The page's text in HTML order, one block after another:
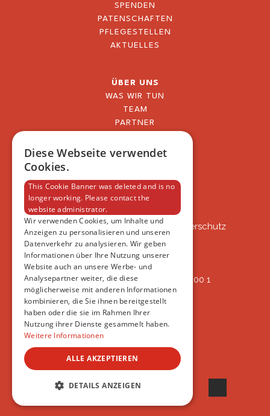
SPENDEN
PATENSCHAFTEN
PFLEGESTELLEN
AKTUELLES
ÜBER UNS
WAS WIR TUN
TEAM
PARTNER
FAQ
VSAT
VSAT - Verein Schweizer Auslandtierschutz
Oberlangnauerstrasse 13b
9562 Märwil
IBAN: CH82 00 78 4297 8786 7200 1
ERREICHBAR
AB 17:45
+41 44 594 66 25
© 2022 VSAT
Diese Webseite verwendet
Cookies.
This Cookie Banner was deleted and is no
longer working. Please contact the
website administrator.
Wir verwenden Cookies, um Inhalte und
Anzeigen zu personalisieren und unseren
Datenverkehr zu analysieren. Wir geben
Informationen über Ihre Nutzung unserer
Website auch an unsere Werbe- und
Analysepartner weiter, die diese
möglicherweise mit anderen Informationen
kombinieren, die Sie ihnen bereitgestellt
haben oder die sie im Rahmen Ihrer
Nutzung ihrer Dienste gesammelt haben.
Weitere Informationen
ALLE AKZEPTIEREN
DETAILS ANZEIGEN
UNBEDINGT ERFORDERLICH